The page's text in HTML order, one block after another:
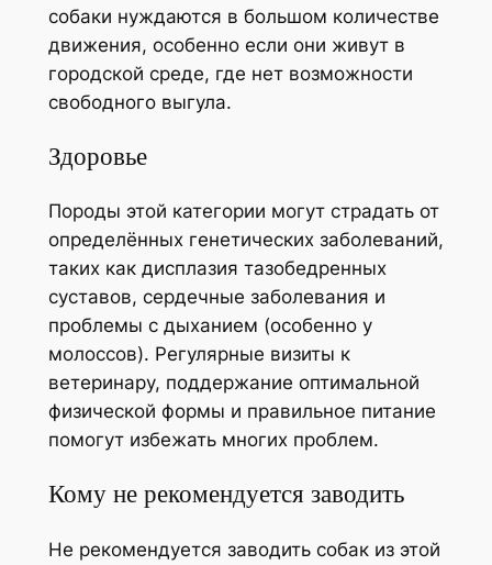
собаки нуждаются в большом количестве
движения, особенно если они живут в
городской среде, где нет возможности
свободного выгула.
Здоровье
Породы этой категории могут страдать от
определённых генетических заболеваний,
таких как дисплазия тазобедренных
суставов, сердечные заболевания и
проблемы с дыханием (особенно у
молоссов). Регулярные визиты к
ветеринару, поддержание оптимальной
физической формы и правильное питание
помогут избежать многих проблем.
Кому не рекомендуется заводить
Не рекомендуется заводить собак из этой